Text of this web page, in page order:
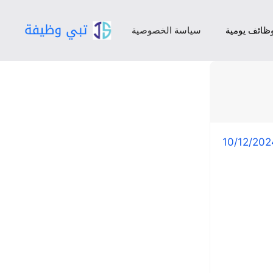
يومية سياسة الخصوصية
10/12/